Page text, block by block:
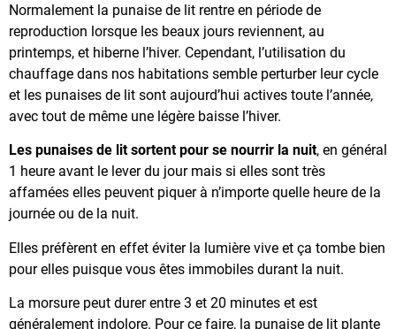
Normalement la punaise de lit rentre en période de
reproduction lorsque les beaux jours reviennent, au
printemps, et hiberne l’hiver. Cependant, l’utilisation du
chauffage dans nos habitations semble perturber leur cycle
et les punaises de lit sont aujourd’hui actives toute l’année,
avec tout de même une légère baisse l’hiver.
Les punaises de lit sortent pour se nourrir la nuit, en général
1 heure avant le lever du jour mais si elles sont très
affamées elles peuvent piquer à n’importe quelle heure de la
journée ou de la nuit.
Elles préfèrent en effet éviter la lumière vive et ça tombe bien
pour elles puisque vous êtes immobiles durant la nuit.
La morsure peut durer entre 3 et 20 minutes et est
généralement indolore. Pour ce faire, la punaise de lit plante